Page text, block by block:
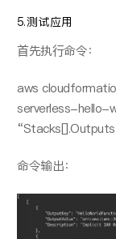
5.测试应用
⾸先执⾏命令：
aws
serverless-hello-
命令输出：